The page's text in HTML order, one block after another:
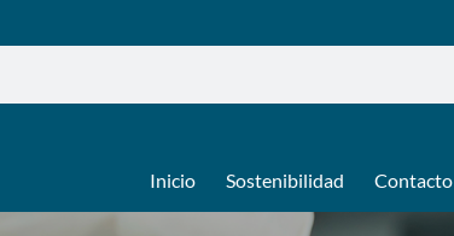
Inicio Sostenibilidad Contacto